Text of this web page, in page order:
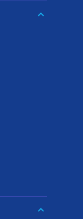
keyboard_arrow_down
keyboard_arrow_down